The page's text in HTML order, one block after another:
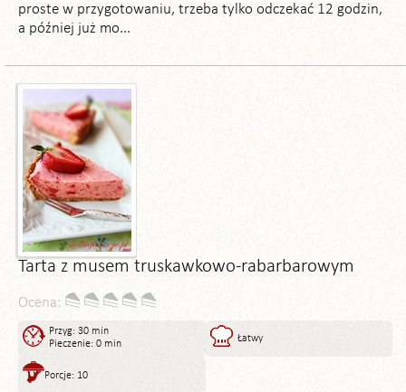
proste w przygotowaniu, trzeba tylko odczekać 12 godzin,
a później już mo...
Tarta z musem truskawkowo-rabarbarowym
Ocena:
Przyg: 30 min
Pieczenie: 0 min
Łatwy
Porcje: 10